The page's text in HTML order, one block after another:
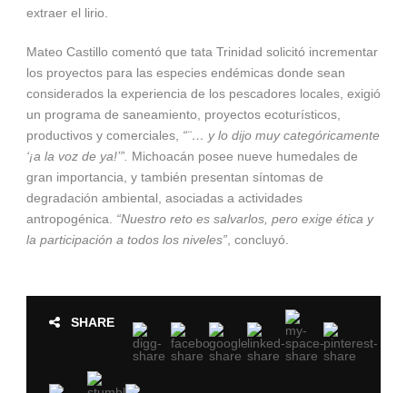
extraer el lirio.
Mateo Castillo comentó que tata Trinidad solicitó incrementar
los proyectos para las especies endémicas donde sean
considerados la experiencia de los pescadores locales, exigió
un programa de saneamiento, proyectos ecoturísticos,
productivos y comerciales, “¨… y lo dijo muy categóricamente
‘¡a la voz de ya!’”. Michoacán posee nueve humedales de
gran importancia, y también presentan síntomas de
degradación ambiental, asociadas a actividades
antropogénica. “Nuestro reto es salvarlos, pero exige ética y
la participación a todos los niveles” , concluyó.
SHARE